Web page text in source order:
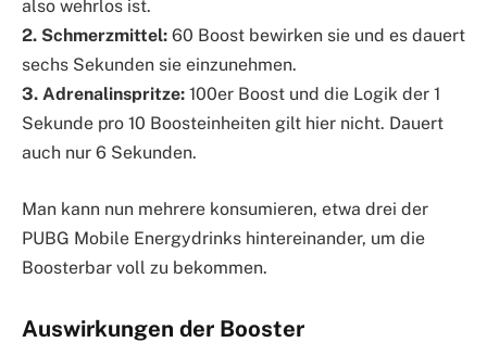
also wehrlos ist.
2. Schmerzmittel: 60 Boost bewirken sie und es dauert
sechs Sekunden sie einzunehmen.
3. Adrenalinspritze: 100er Boost und die Logik der 1
Sekunde pro 10 Boosteinheiten gilt hier nicht. Dauert
auch nur 6 Sekunden.
Man kann nun mehrere konsumieren, etwa drei der
PUBG Mobile Energydrinks hintereinander, um die
Boosterbar voll zu bekommen.
Auswirkungen der Booster